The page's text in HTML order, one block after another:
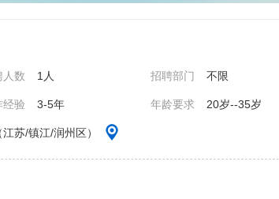
人数 1人 招聘部门 不限
经验 3-5年 年龄要求 20岁--35岁
苏/镇江/润州区）